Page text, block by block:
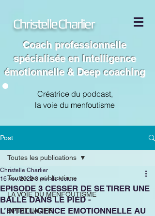
Christelle Charlier
Coach professionnelle
spécialisée en Intelligence
émotionnelle & Deep coaching
Créatrice du podcast,
la voie du menfoutisme
Post
Toutes les publications
LA VOIE DU MENFOUTISME
SPIRITUALITE
Toutes les publications
EPISODE 3 CESSER DE SE TIRER UNE
BALLE DANS LE PIED -
L’INTELLIGENCE EMOTIONNELLE AU
Christelle Charlier
16 nov. 2022 3 min de lecture